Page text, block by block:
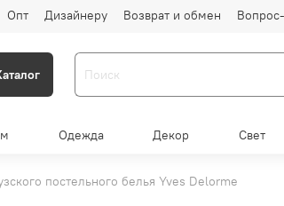
Опт Дизайнеру Возврат и обмен
Одежда Декор Свет
постельного белья Yves Delorme